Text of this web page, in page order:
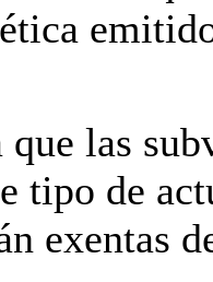
que las
tipo de
exentas